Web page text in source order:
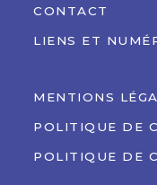
CONTACT
LIENS ET
MENTIONS
POLITIQUE DE
POLITIQUE DE